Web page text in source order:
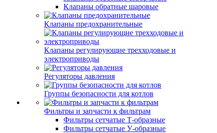
Клапаны обратные шаровые
Клапаны предохранительные
Клапаны регулирующие трехходовые и
электроприводы
Регуляторы давления
Группы безопасности для котлов
Фильтры и запчасти к фильтрам
Фильтры сетчатые Т-образные
Фильтры сетчатые У-образные